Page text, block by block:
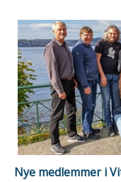
Nye medlemmer i